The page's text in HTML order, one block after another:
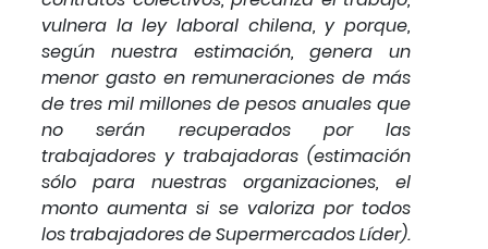
vulnera la ley laboral chilena, y porque,
según nuestra estimación, genera un
menor gasto en remuneraciones de más
de tres mil millones de pesos anuales que
no serán recuperados por las
trabajadores y trabajadoras (estimación
sólo para nuestras organizaciones, el
monto aumenta si se valoriza por todos
los trabajadores de Supermercados Líder).